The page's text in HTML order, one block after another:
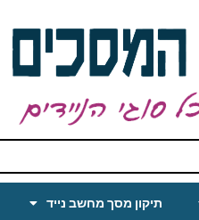
תיקון מסך מחשב נייד